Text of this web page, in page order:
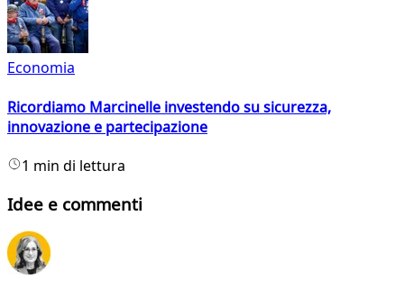
Economia
Ricordiamo Marcinelle investendo su sicurezza,
innovazione e partecipazione
1 min di lettura
Idee e commenti